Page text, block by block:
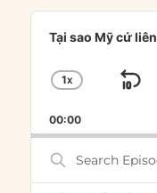
Audio
Player
Tại sao Mỹ cứ
CHANGE
RATE
1X
00:00
Search
Episodes